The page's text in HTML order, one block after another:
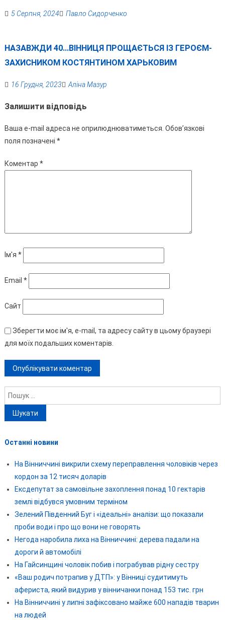
5 Серпня, 2024 Павло Сидорченко
НАЗАВЖДИ 40…ВІННИЦЯ ПРОЩАЄТЬСЯ ІЗ ГЕРОЄМ-
ЗАХИСНИКОМ КОСТЯНТИНОМ ХАРЬКОВИМ
16 Грудня, 2023 Аліна Мазур
Залишити відповідь
Ваша e-mail адреса не оприлюднюватиметься. Обов’язкові
поля позначені *
Коментар *
Ім'я *
Email *
Сайт
Зберегти моє ім'я, e-mail, та адресу сайту в цьому браузері
для моїх подальших коментарів.
Пошук:
Останні новини
На Вінниччині викрили схему переправлення чоловіків через
кордон за 12 тисяч доларів
Ексдепутат за самовільне захоплення понад 10 гектарів
землі відбувся умовним терміном
Зелений Південний Буг і «ідеальні» аналізи: що показали
проби води і про що вони не говорять
Негода наробила лиха на Вінниччині: дерева падали на
дороги й автомобілі
На Гайсинщині чоловік побив і пограбував рідну сестру
«Ваш родич потрапив у ДТП»: у Вінниці судитимуть
афериста, який видурив у вінничанки понад 153 тис. грн
На Вінниччині у липні зафіксовано майже 600 нападів тварин
на людей